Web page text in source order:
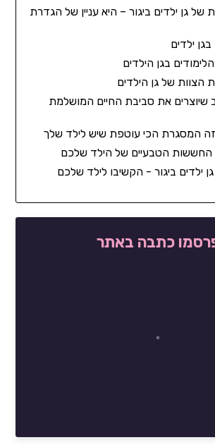
של גן ילדים ביגור – היא עניין של הגדרת
בגן ילדים
בגן הילדים
הצוות של גן הילדים
שיוצרים את סביבת החיים המושלמת
זה המסגרת הכי עוטפת שיש לילד שלך
החששות הטבעיים של הילד שלכם
ילדים ביגור - הקשיבו לילד שלכם
כתבה באתר